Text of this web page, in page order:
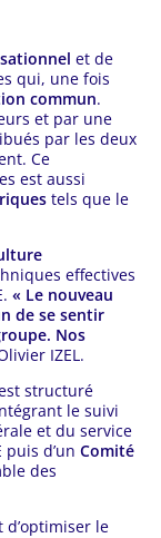
et de
qui, une fois
commun.
et par une
par les deux
Ce
est aussi
tels que le
effectives
« Le nouveau
de se sentir
Nos
IZEL.
structuré
le suivi
et du service
puis d’un Comité
des
le